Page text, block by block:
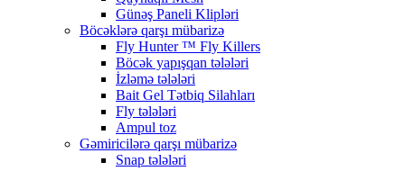
Günəş Paneli Klipləri
Böcəklərə qarşı mübarizə
Fly Hunter ™ Fly Killers
Böcək yapışqan tələləri
İzləmə tələləri
Bait Gel Tətbiq Silahları
Fly tələləri
Ampul toz
Gəmiricilərə qarşı mübarizə
Snap tələləri